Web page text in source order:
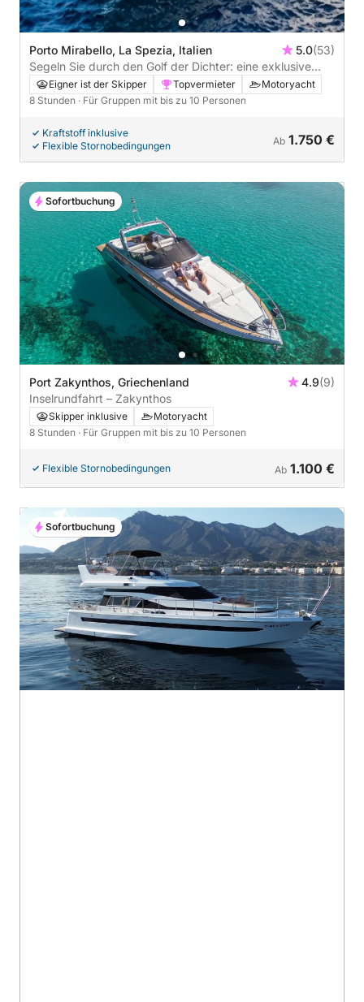
Porto Mirabello, La Spezia, Italien 5.0(53)
Segeln Sie durch den Golf der Dichter: eine exklusive
Reise voller Poesie und Schönheit, Sonne und Meer.
Eigner ist der Skipper Topvermieter
Motoryacht
8 Stunden · Für Gruppen mit bis zu 10 Personen
Kraftstoff inklusive
Flexible Stornobedingungen
Ab 1.750 €
Port Zakynthos, Griechenland 4.9(9)
Inselrundfahrt – Zakynthos
Skipper inklusive
Motoryacht
8 Stunden · Für Gruppen mit bis zu 10 Personen
Flexible Stornobedingungen Ab 1.100 €
Sofortbuchung
Sofortbuchung